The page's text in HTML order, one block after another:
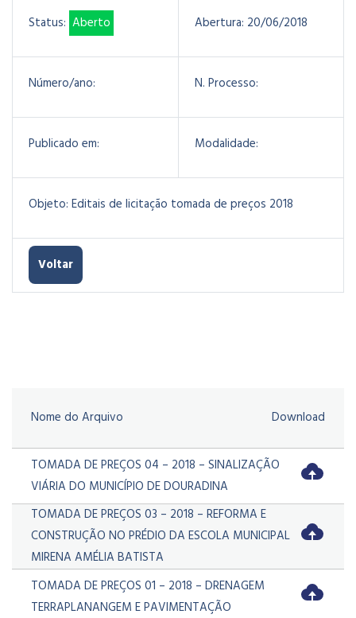
Status: Aberto Abertura: 20/06/2018
Número/ano: N. Processo:
Publicado em: Modalidade:
Objeto: Editais de licitação tomada de preços 2018
Voltar
Nome do Arquivo Download
TOMADA DE PREÇOS 04 – 2018 – SINALIZAÇÃO
VIÁRIA DO MUNICÍPIO DE DOURADINA
TOMADA DE PREÇOS 03 – 2018 – REFORMA E
CONSTRUÇÃO NO PRÉDIO DA ESCOLA MUNICIPAL
MIRENA AMÉLIA BATISTA
TOMADA DE PREÇOS 01 – 2018 – DRENAGEM
TERRAPLANANGEM E PAVIMENTAÇÃO